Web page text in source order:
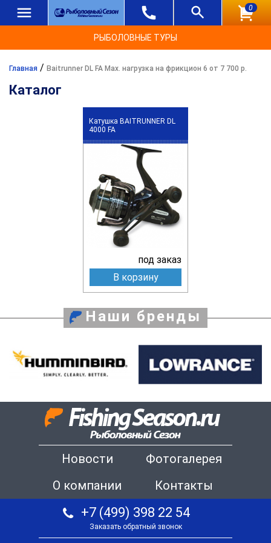
0
РЫБОЛОВНЫЕ ТУРЫ
Главная / Baitrunner DL FA Max. нагрузка на фрикцион 6 от 7 700 р.
Каталог
Катушка BAITRUNNER DL
4000 FA
под заказ
В корзину
Наши бренды
Новости
Фотогалерея
О компании
Контакты
+7 (499) 398 22 54
Заказать обратный звонок